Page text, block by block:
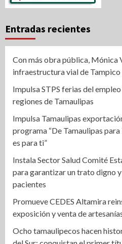
Entradas recientes
Con más obra pública,
infraestructura vial de Tampico
Impulsa STPS ferias del
regiones de Tamaulipas
Impulsa Tamaulipas
programa “De Tamaulipas
es para ti”
Instala Sector Salud Comité
para garantizar un trato digno
pacientes
Promueve CEDES Altamira
exposición y venta de
Ocho tamaulipecos hacen